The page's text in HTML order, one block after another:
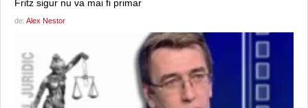
Fritz sigur nu va mai fi primar
de: Alex Nestor